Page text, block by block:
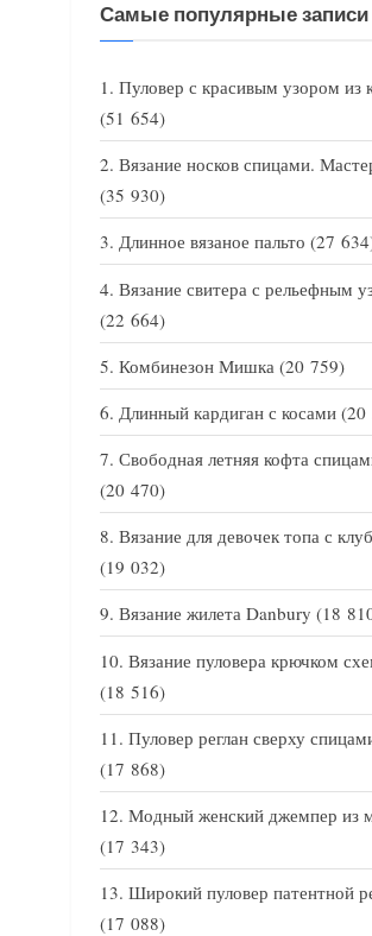
Самые популярные записи
Пуловер с красивым узором из
(51 654)
Вязание носков спицами.
(35 930)
Длинное вязаное пальто (27
Вязание свитера с рельефным
(22 664)
Комбинезон Мишка (20 759)
Длинный кардиган с косами (20
Свободная летняя кофта
(20 470)
Вязание для девочек топа с
(19 032)
Вязание жилета Danbury (18
Вязание пуловера крючком
(18 516)
Пуловер реглан сверху
(17 868)
Модный женский джемпер из
(17 343)
Широкий пуловер патентной
(17 088)